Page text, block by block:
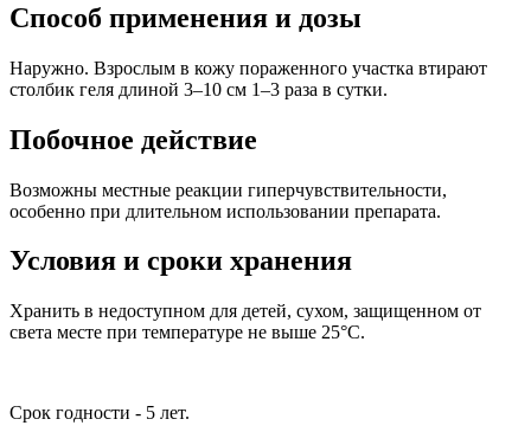
Способ применения и дозы
Наружно. Взрослым в кожу пораженного участка втирают
столбик геля длиной 3–10 см 1–3 раза в сутки.
Побочное действие
Возможны местные реакции гиперчувствительности,
особенно при длительном использовании препарата.
Условия и сроки хранения
Хранить в недоступном для детей, сухом, защищенном от
света месте при температуре не выше 25°C.
Срок годности - 5 лет.